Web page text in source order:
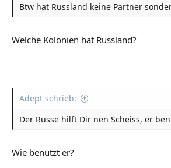
Btw hat Russland keine Partner
Welche Kolonien hat Russland?
Adept schrieb:
Der Russe hilft Dir nen Scheiss, er
Wie benutzt er?